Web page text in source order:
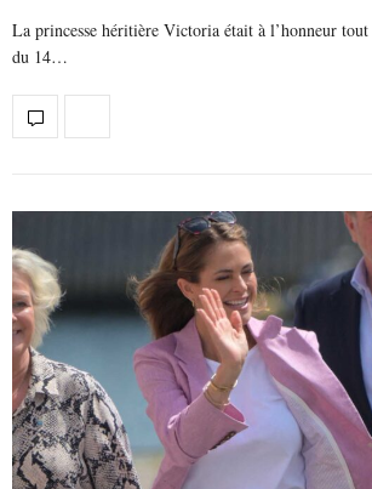
La princesse héritière Victoria était à l’honneur
du 14…